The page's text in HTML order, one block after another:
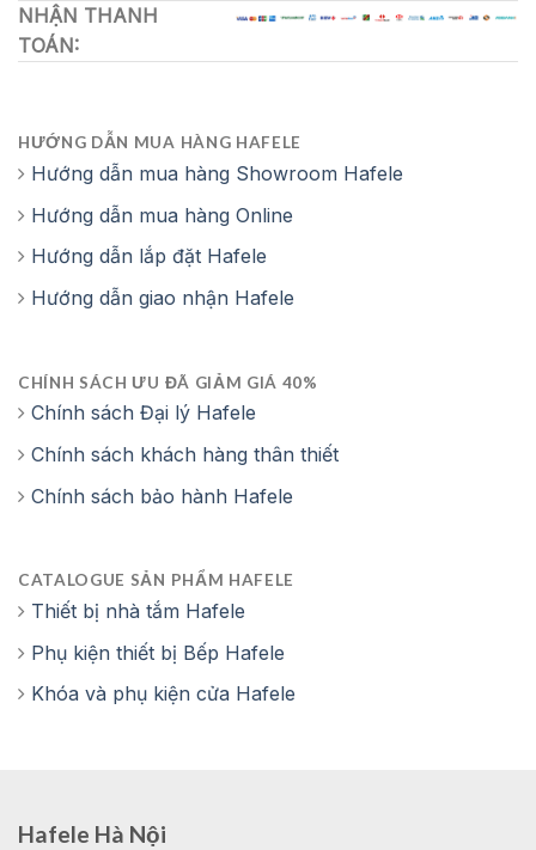
NHẬN THANH
TOÁN:
HƯỚNG DẪN MUA HÀNG HAFELE
Hướng dẫn mua hàng Showroom Hafele
Hướng dẫn mua hàng Online
Hướng dẫn lắp đặt Hafele
Hướng dẫn giao nhận Hafele
CHÍNH SÁCH ƯU ĐÃ GIẢM GIÁ 40%
Chính sách Đại lý Hafele
Chính sách khách hàng thân thiết
Chính sách bảo hành Hafele
CATALOGUE SẢN PHẨM HAFELE
Thiết bị nhà tắm Hafele
Phụ kiện thiết bị Bếp Hafele
Khóa và phụ kiện cửa Hafele
Hafele Hà Nội